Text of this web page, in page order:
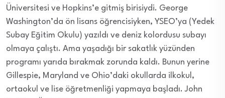
Üniversitesi ve Hopkins’e gitmiş birisiydi. George
Washington’da ön lisans öğrencisiyken, YSEO’ya (Yedek
Subay Eğitim Okulu) yazıldı ve deniz kolordusu subayı
olmaya çalıştı. Ama yaşadığı bir sakatlık yüzünden
programı yarıda bırakmak zorunda kaldı. Bunun yerine
Gillespie, Maryland ve Ohio’daki okullarda ilkokul,
ortaokul ve lise öğretmenliği yapmaya başladı. John